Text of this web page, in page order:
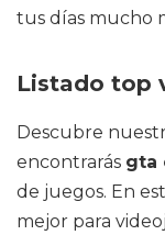
tus días mucho
Listado top
Descubre
encontrarás gta
de juegos. En
mejor para